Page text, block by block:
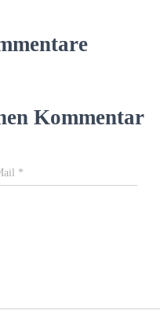
Kommentar
*